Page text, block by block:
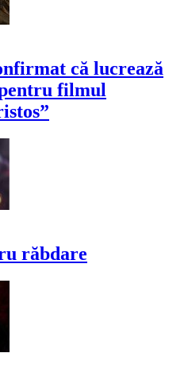
că lucrează
filmul
răbdare